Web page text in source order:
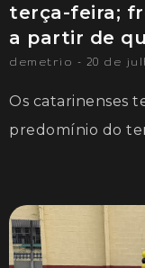
terça-feira;
a partir de
demetrio 20 de
Os catarinenses
predomínio do